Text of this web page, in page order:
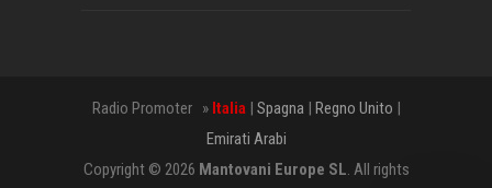
Radio Promoter » Italia| Spagna | Regno Unito |
Emirati Arabi
Copyright © 2026 Mantovani Europe SL. All rights